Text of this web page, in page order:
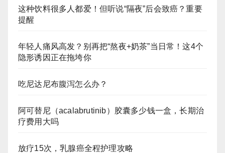
这种饮料很多人都爱！但听说“隔夜”后会致癌？重要
提醒
年轻人痛风高发？别再把“熬夜+奶茶”当日常！这4个
隐形诱因正在拖垮你
吃尼达尼布腹泻怎么办？
阿可替尼（acalabrutinib）胶囊多少钱一盒，长期治
疗费用大吗
放疗15次，乳腺癌全程护理攻略